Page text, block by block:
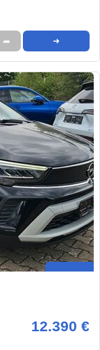
➦ ➜
12.390 €